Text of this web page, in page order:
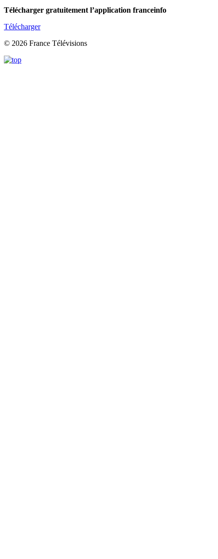
Télécharger gratuitement l’application franceinfo
Télécharger
© 2026 France Télévisions